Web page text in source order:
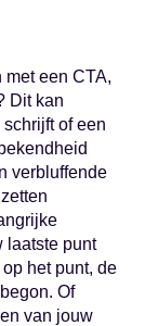
een CTA,
Dit kan
of een
verbluffende
laatste punt
het punt, de
Of
van jouw